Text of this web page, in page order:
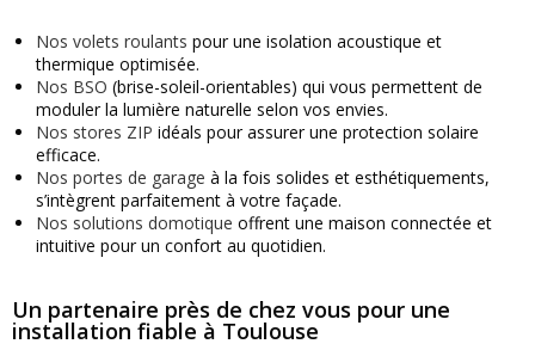
Nos volets roulants pour une isolation acoustique et
thermique optimisée.
Nos BSO (brise-soleil-orientables) qui vous permettent de
moduler la lumière naturelle selon vos envies.
Nos stores ZIP idéals pour assurer une protection solaire
efficace.
Nos portes de garage à la fois solides et esthétiquements,
s’intègrent parfaitement à votre façade.
Nos solutions domotique offrent une maison connectée et
intuitive pour un confort au quotidien.
Un partenaire près de chez vous pour une
installation fiable à Toulouse